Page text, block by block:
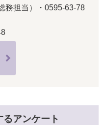
務担当）・0595-63-78
るアンケート